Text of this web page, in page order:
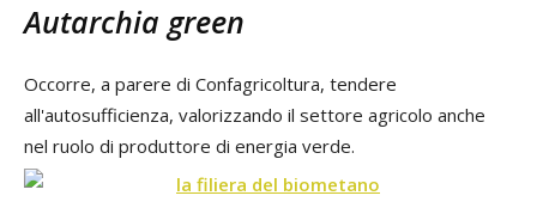
Autarchia green
Occorre, a parere di Confagricoltura, tendere
all'autosufficienza, valorizzando il settore agricolo anche
nel ruolo di produttore di energia verde.